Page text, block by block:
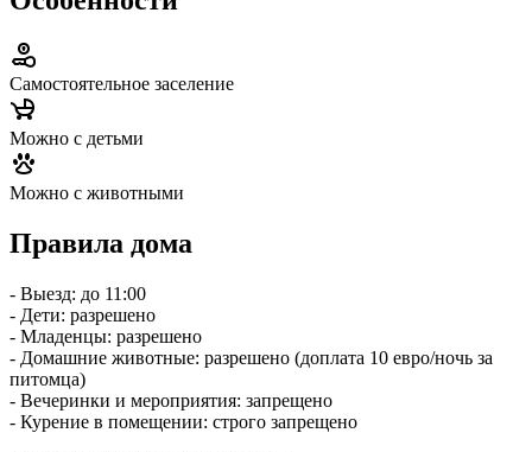
Самостоятельное заселение
Можно с детьми
Можно с животными
Правила дома
- Выезд: до 11:00
- Дети: разрешено
- Младенцы: разрешено
- Домашние животные: разрешено (доплата 10 евро/ночь за
питомца)
- Вечеринки и мероприятия: запрещено
- Курение в помещении: строго запрещено